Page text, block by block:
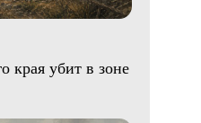
края убит в зоне